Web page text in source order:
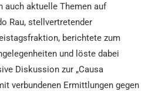
auch aktuelle Themen auf
Rau, stellvertretender
berichtete zum
und löste dabei
Diskussion zur „Causa
verbundenen Ermittlungen gegen